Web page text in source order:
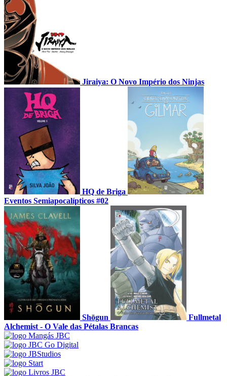
Jiraiya: O Novo Império dos Ninjas
HQ de Briga
Eventos Semiapocalípticos #02
Shōgun
Fullmetal
Alchemist - O Vale das Pétalas Brancas